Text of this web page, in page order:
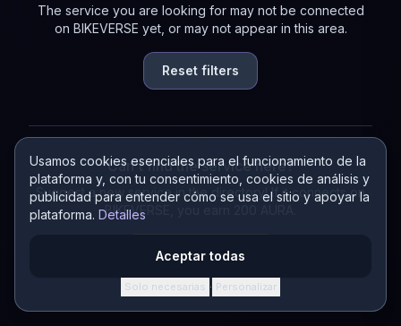
Usamos cookies esenciales para el funcionamiento de la
plataforma y, con tu consentimiento, cookies de análisis y
publicidad para entender cómo se usa el sitio y apoyar la
plataforma. Detalles
Aceptar todas
Solo necesarias · Personalizar
The service you are looking for may not be connected
on BIKEVERSE yet, or may not appear in this area.
Reset filters
Can't find the service here?
Suggest a new service in the directory! If it connects on
BIKEVERSE, you earn 200 AURA.
Suggest a service